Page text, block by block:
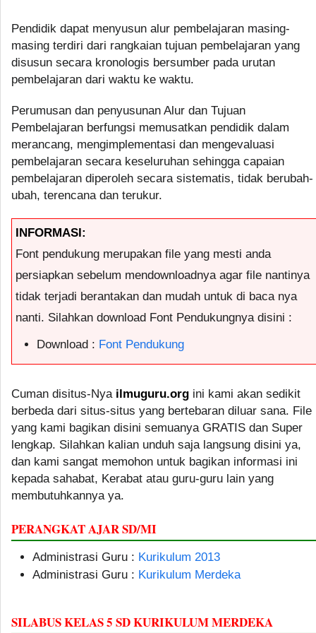
Pendidik dapat menyusun alur pembelajaran masing-
masing terdiri dari rangkaian tujuan pembelajaran yang
disusun secara kronologis bersumber pada urutan
pembelajaran dari waktu ke waktu.
Perumusan dan penyusunan Alur dan Tujuan
Pembelajaran berfungsi memusatkan pendidik dalam
merancang, mengimplementasi dan mengevaluasi
pembelajaran secara keseluruhan sehingga capaian
pembelajaran diperoleh secara sistematis, tidak berubah-
ubah, terencana dan terukur.
INFORMASI:
Font pendukung merupakan file yang mesti anda
persiapkan sebelum mendownloadnya agar file nantinya
tidak terjadi berantakan dan mudah untuk di baca nya
nanti. Silahkan download Font Pendukungnya disini :
Download : Font Pendukung
Cuman disitus-Nya ilmuguru.org ini kami akan sedikit
berbeda dari situs-situs yang bertebaran diluar sana. File
yang kami bagikan disini semuanya GRATIS dan Super
lengkap. Silahkan kalian unduh saja langsung disini ya,
dan kami sangat memohon untuk bagikan informasi ini
kepada sahabat, Kerabat atau guru-guru lain yang
membutuhkannya ya.
PERANGKAT AJAR SD/MI
Administrasi Guru : Kurikulum 2013
Administrasi Guru : Kurikulum Merdeka
SILABUS KELAS 5 SD KURIKULUM MERDEKA